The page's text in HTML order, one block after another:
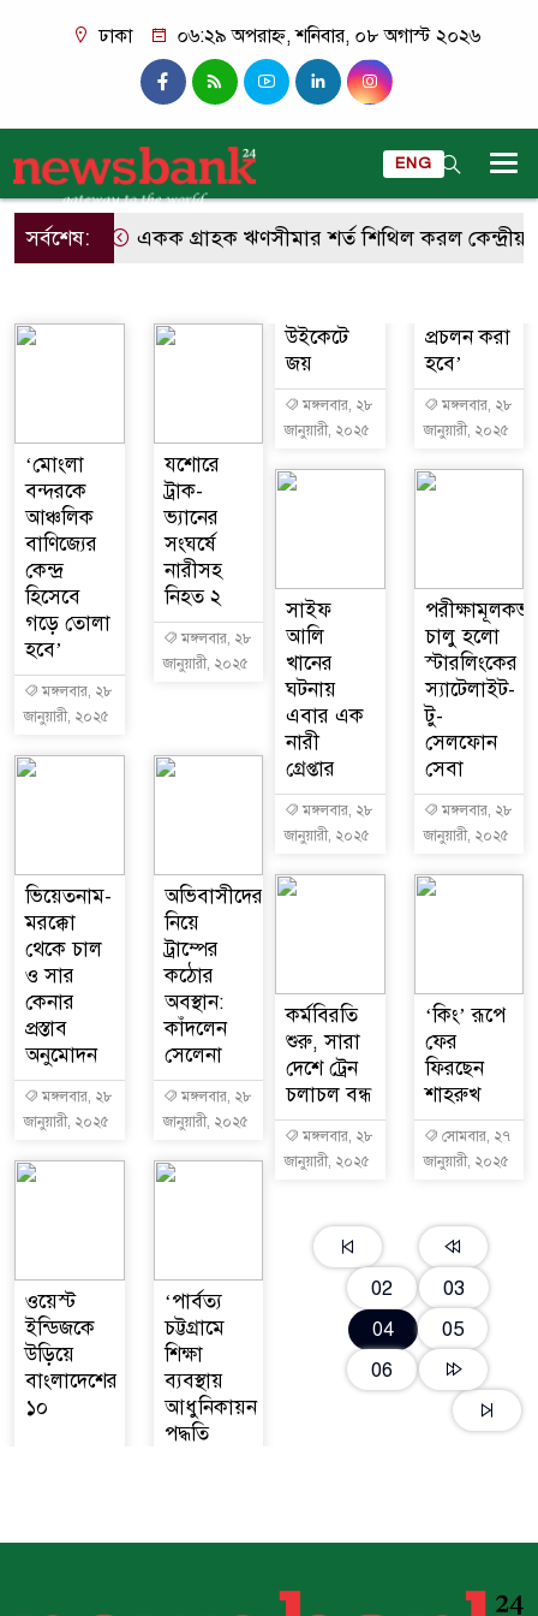
ঢাকা ০৬:২৯ অপরাহ্ন, শনিবার, ০৮ অগাস্ট ২০২৬
ENG
সর্বশেষ: একক গ্রাহক ঋণসীমার শর্ত শিথিল করল কেন্দ্রীয়
‘মোংলা
বন্দরকে
আঞ্চলিক
বাণিজ্যের
কেন্দ্র
হিসেবে
গড়ে তোলা
হবে’
জানুয়ারী, ২০২৫
যশোরে
ট্রাক-
ভ্যানের
সংঘর্ষে
নারীসহ
নিহত ২
জানুয়ারী, ২০২৫
ভিয়েতনাম-
মরক্কো
থেকে চাল
ও সার
কেনার
প্রস্তাব
অনুমোদন
জানুয়ারী, ২০২৫
অভিবাসীদের
নিয়ে
ট্রাম্পের
কঠোর
অবস্থান:
কাঁদলেন
সেলেনা
জানুয়ারী, ২০২৫
ওয়েস্ট
ইন্ডিজকে
উড়িয়ে
বাংলাদেশের
১০
উইকেটে
জয়
জানুয়ারী, ২০২৫
‘পার্বত্য
চট্টগ্রামে
শিক্ষা
ব্যবস্থায়
আধুনিকায়ন
পদ্ধতি
প্রচলন করা
হবে’
জানুয়ারী, ২০২৫
সাইফ
আলি
খানের
ঘটনায়
এবার এক
নারী
গ্রেপ্তার
জানুয়ারী, ২০২৫
চালু হলো
স্টারলিংকের
স্যাটেলাইট-
টু-
সেলফোন
সেবা
জানুয়ারী, ২০২৫
কর্মবিরতি
শুরু, সারা
দেশে ট্রেন
চলাচল বন্ধ
জানুয়ারী, ২০২৫
‘কিং’ রূপে
ফের
ফিরছেন
শাহরুখ
জানুয়ারী, ২০২৫
02 03
04
05
06